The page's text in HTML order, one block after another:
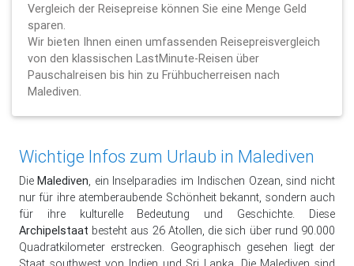
Vergleich der Reisepreise können Sie eine Menge Geld
sparen.
Wir bieten Ihnen einen umfassenden Reisepreisvergleich
von den klassischen LastMinute-Reisen über
Pauschalreisen bis hin zu Frühbucherreisen nach
Malediven.
Wichtige Infos zum Urlaub in Malediven
Die Malediven, ein Inselparadies im Indischen Ozean, sind nicht
nur für ihre atemberaubende Schönheit bekannt, sondern auch
für ihre kulturelle Bedeutung und Geschichte. Diese
Archipelstaat besteht aus 26 Atollen, die sich über rund 90.000
Quadratkilometer erstrecken. Geographisch gesehen liegt der